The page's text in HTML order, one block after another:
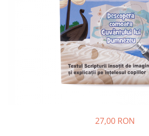
Prietenie, Logodnă și Căsătorie
Cărți de Colorat
Conducerea și Păstorirea Bisericii
27,00 RON